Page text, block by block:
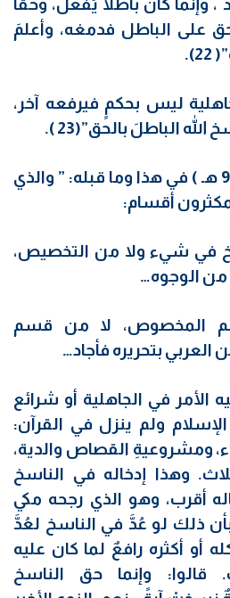
، وإنما كان باطلاً يُفعل، وحقاً
على الباطل فدمغه، وأعلمَ
ليس بحكمٍ فيرفعه آخر،
الباطلَ بالحق”(23 ).
قال السيوطي ( ت: 911 هـ ) في هذا وما قبله: ” والذي
أقسام:
شيء ولا من التخصيص،
من الوجوه…
المخصوص، لا من قسم
العربي بتحريره فأجاد…
في الجاهلية أو شرائع
ولم ينزل في القرآن:
ومشروعيةِ القصاص والدية،
وهذا إدخاله في الناسخ
أقرب، وهو الذي رجحه مكي
بأن ذلك لو عُدَّ في الناسخ لعُدَّ
أو أكثره رافعٌ لما كان عليه
قالوا: وإنما حق الناسخ